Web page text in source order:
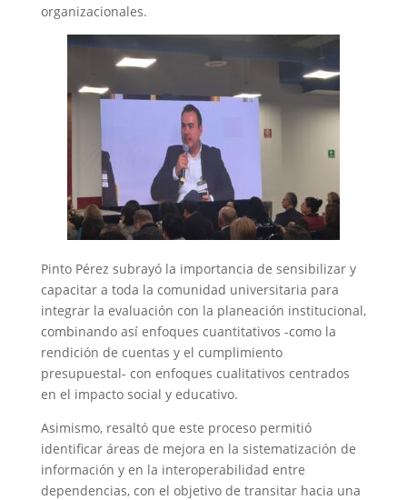
organizacionales.
Pinto Pérez subrayó la importancia de sensibilizar y
capacitar a toda la comunidad universitaria para
integrar la evaluación con la planeación institucional,
combinando así enfoques cuantitativos -como la
rendición de cuentas y el cumplimiento
presupuestal- con enfoques cualitativos centrados
en el impacto social y educativo.
Asimismo, resaltó que este proceso permitió
identificar áreas de mejora en la sistematización de
información y en la interoperabilidad entre
dependencias, con el objetivo de transitar hacia una